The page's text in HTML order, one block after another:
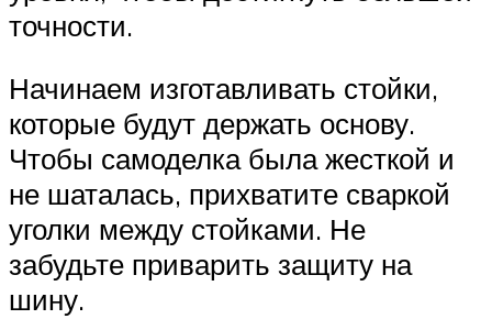
точности.
Начинаем изготавливать стойки,
которые будут держать основу.
Чтобы самоделка была жесткой и
не шаталась, прихватите сваркой
уголки между стойками. Не
забудьте приварить защиту на
шину.